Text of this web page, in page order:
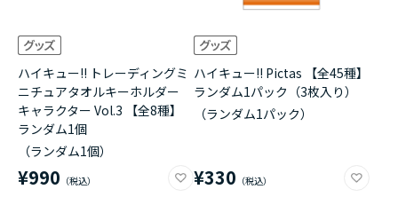
ハイキュー!! トレーディングミ
ニチュアタオルキーホルダー
キャラクター Vol.3 【全8種】
ランダム1個
（ランダム1個）
¥990
ハイキュー!! Pictas 【全45種】
ランダム1パック（3枚入り）
（ランダム1パック）
¥330